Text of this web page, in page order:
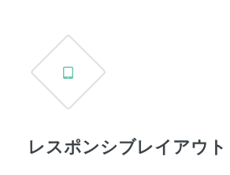
レスポンシブレイアウト